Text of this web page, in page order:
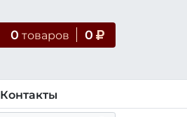
0 товаров 0
Контакты